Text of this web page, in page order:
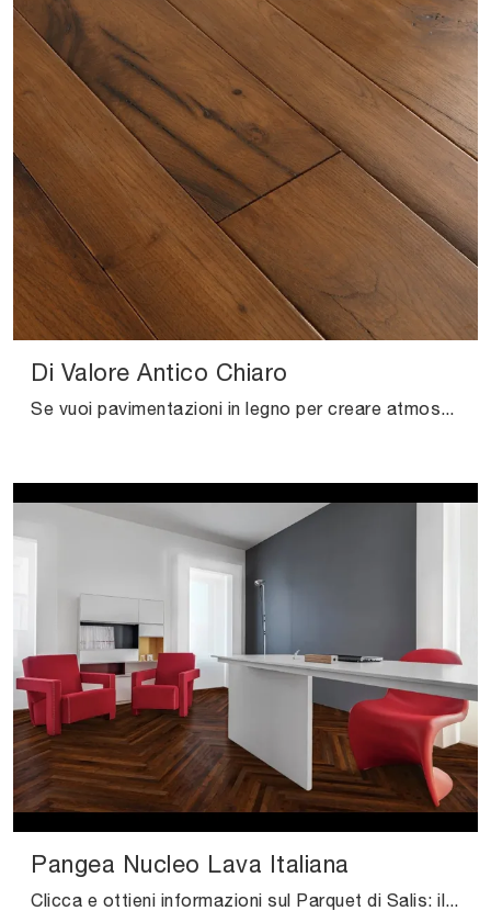
Di Valore Antico Chiaro
Se vuoi pavimentazioni in legno per creare atmosfere suggestive, clicca e ottieni informazioni sul modello Di Valore Antico Chiaro di Salis!
Pangea Nucleo Lava Italiana
Clicca e ottieni informazioni sul Parquet di Salis: il modello Pangea Nucleo Lava Italiana in legno massello del noto e rinomato marchio ti attende.